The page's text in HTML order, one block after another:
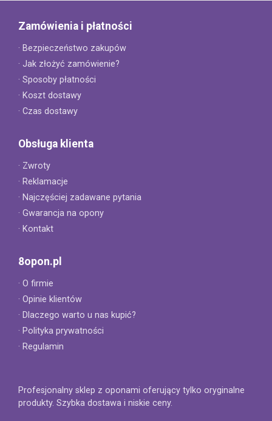
Zamówienia i płatności
· Bezpieczeństwo zakupów
· Jak złożyć zamówienie?
· Sposoby płatności
· Koszt dostawy
· Czas dostawy
Obsługa klienta
· Zwroty
· Reklamacje
· Najczęściej zadawane pytania
· Gwarancja na opony
· Kontakt
8opon.pl
· O firmie
· Opinie klientów
· Dlaczego warto u nas kupić?
· Polityka prywatności
· Regulamin
Profesjonalny sklep z oponami oferujący tylko oryginalne
produkty. Szybka dostawa i niskie ceny.